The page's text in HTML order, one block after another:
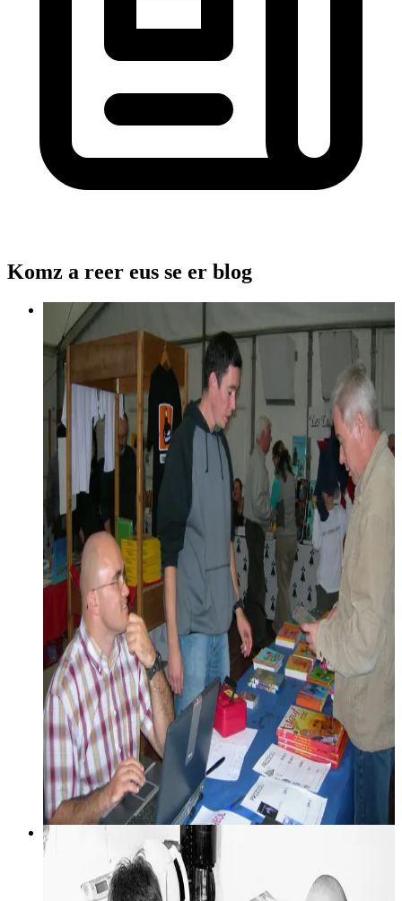
Komz a reer eus se er blog
1 octobre 2012
An embann evit ar vugale - Soñjoù Arno
Elegoed
E penn Bannoù-heol (Titeuf, Thorgal, Boulig & Billig) emañ
Arno Elegoed a weler amañ e-kreiz, en e stal e Saloñs
Levrioù Karaez.
Diskouez muioc'h
2 juin 2006
DVD-où brezhonek nevez embannet gant
Dizale - Brezhoneg e genou Guillaume Sezneg